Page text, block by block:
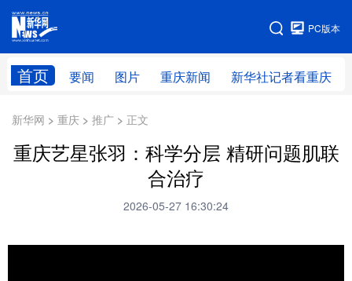
PC版本
首页 要闻 图片 重庆新闻 新华社记者看重庆
网站地图
新华网 > 重庆 > 推广 > 正文
重庆艺星张羽：科学分层 精研问题肌联
合治疗
2026-05-27 16:30:24